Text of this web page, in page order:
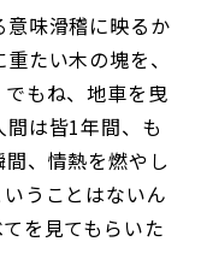
味滑稽に映るか
たい木の塊を、
もね、地車を曳
は皆1年間、も
、情熱を燃やし
うことはないん
を見てもらいた